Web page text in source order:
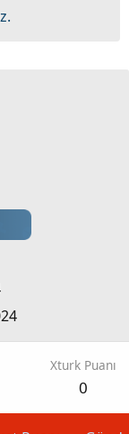
Xturk Puanı
0